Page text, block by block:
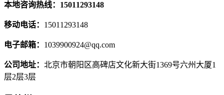
本地咨询热线：15011293148
移动电话： 15011293148
电子邮箱： 1039900924@qq.com
公司地址： 北京市朝阳区高碑店文化新大街1369号六州大厦1
层2层3层